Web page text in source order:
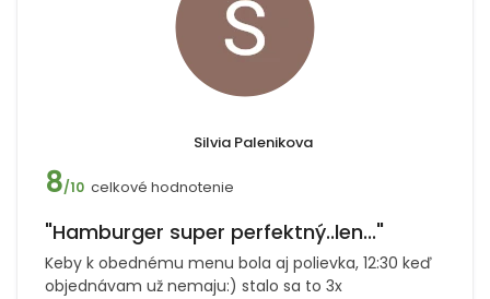
Silvia Palenikova
8/10 celkové hodnotenie
"Hamburger super perfektný..len..."
Keby k obednému menu bola aj polievka, 12:30 keď
objednávam už nemaju:) stalo sa to 3x